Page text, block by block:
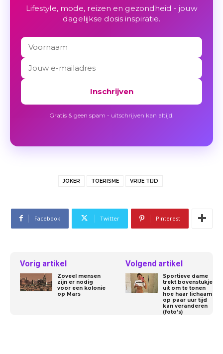
Lifestyle, mode, reizen en gezondheid - jouw
dagelijkse dosis inspiratie.
Inschrijven
Gratis & geen spam - uitschrijven kan altijd.
JOKER TOERISME VRIJE TIJD
Facebook Twitter Pinterest
Vorig artikel
Zoveel mensen
zijn er nodig
voor een kolonie
op Mars
Volgend artikel
Sportieve dame
trekt bovenstukje
uit om te tonen
hoe haar lichaam
op paar uur tijd
kan veranderen
(foto’s)